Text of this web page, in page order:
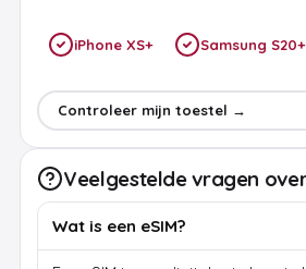
iPhone XS+ Samsung S20+
Controleer mijn toestel →
Veelgestelde vragen
Wat is een eSIM?